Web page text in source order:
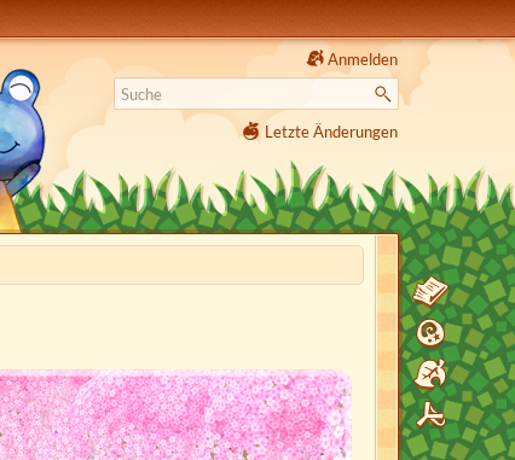
Anmelden
Letzte Änderungen